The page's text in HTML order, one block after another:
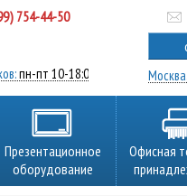
754-44-50
пн-пт 10-18:00 Москва,
Презентационное
оборудование
Офисная